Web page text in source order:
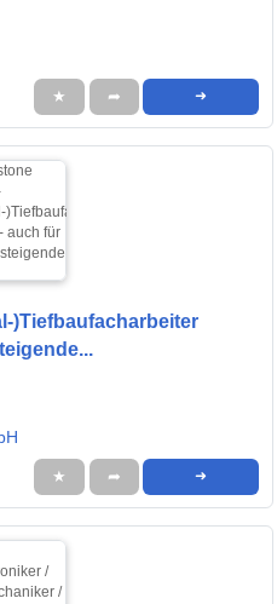
★ ➦ ➜
)Tiefbaufacharbeiter
★ ➦ ➜